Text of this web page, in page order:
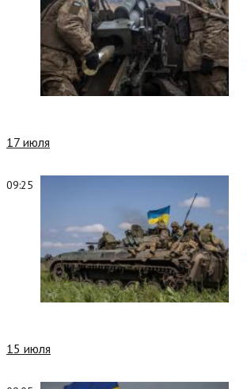
17 июля
09:25
15 июля